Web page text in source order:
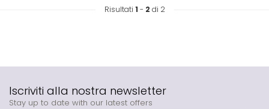
Risultati 1 - 2 di 2
Iscriviti alla nostra newsletter
Stay up to date with our latest offers